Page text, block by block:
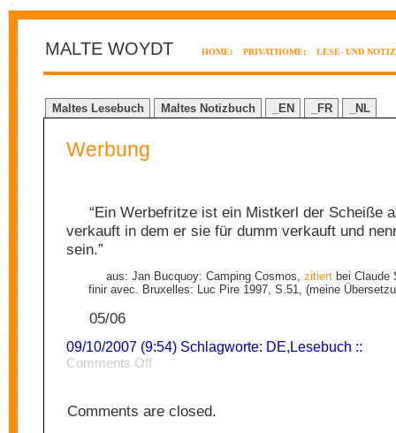
MALTE WOYDT HOME: PRIVATHOME: LESE- UND
Maltes Lesebuch Maltes Notizbuch _EN _FR _NL
Werbung
“Ein Werbefritze ist ein Mistkerl der Scheiße
verkauft in dem er sie für dumm verkauft und
sein.”
aus: Jan Bucquoy: Camping Cosmos, zitiertbei Claude
finir avec. Bruxelles: Luc Pire 1997, S.51, (meine
05/06
09/10/2007 (9:54) Schlagworte: DE,Lesebuch ::
Comments Offon
Comments are closed.